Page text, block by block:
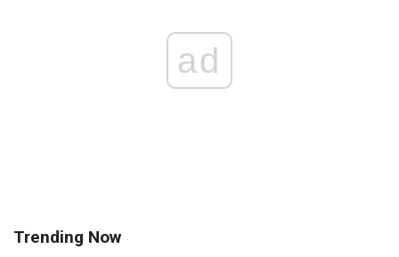
ad
Trending Now